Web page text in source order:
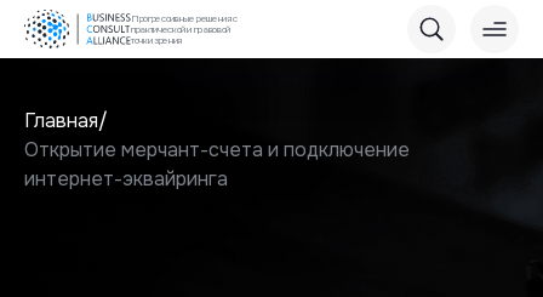
Прогрессивные решения с
практической и правовой
точки зрения
Главная
Открытие мерчант-счета и подключение
интернет-эквайринга